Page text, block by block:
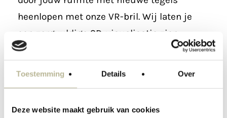
Toestemming Details Over
Deze website maakt gebruik van cookies
heenlopen met onze VR-bril. Wij laten je
een zorgvuldige 3D-visualisatie zien,
compleet met inrichting en verlichting. Zo
Je bent van harte welkom in onze